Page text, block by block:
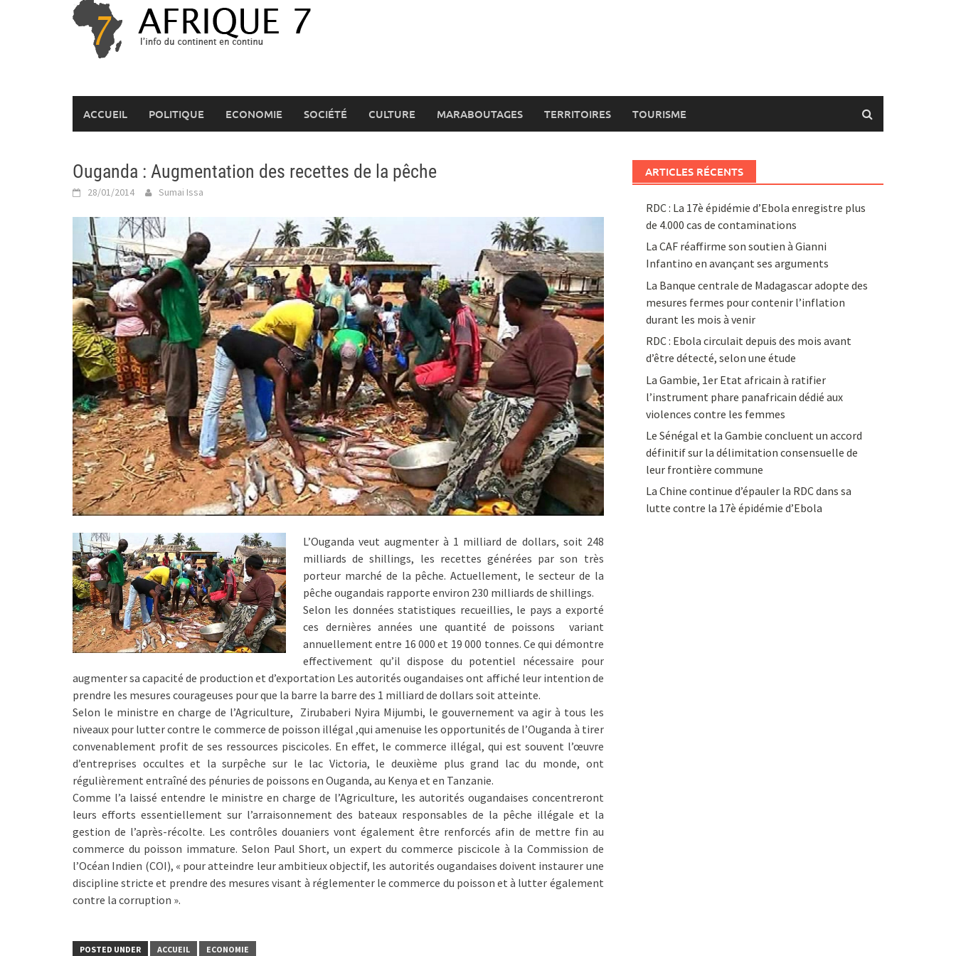
ACCUEIL POLITIQUE ECONOMIE SOCIÉTÉ CULTURE MARABOUTAGES TERRITOIRES TOURISME
Ouganda : Augmentation des recettes de la pêche
28/01/2014 Sumai Issa
L’Ouganda veut augmenter à 1 milliard de dollars, soit 248
milliards de shillings, les recettes générées par son très
porteur marché de la pêche. Actuellement, le secteur de la
pêche ougandais rapporte environ 230 milliards de shillings.
Selon les données statistiques recueillies, le pays a exporté
ces dernières années une quantité de poissons variant
annuellement entre 16 000 et 19 000 tonnes. Ce qui démontre
effectivement qu’il dispose du potentiel nécessaire pour
augmenter sa capacité de production et d’exportation Les autorités ougandaises ont affiché leur intention de
prendre les mesures courageuses pour que la barre la barre des 1 milliard de dollars soit atteinte.
Selon le ministre en charge de l’Agriculture, Zirubaberi Nyira Mijumbi, le gouvernement va agir à tous les
niveaux pour lutter contre le commerce de poisson illégal ,qui amenuise les opportunités de l’Ouganda à tirer
convenablement profit de ses ressources piscicoles. En effet, le commerce illégal, qui est souvent l’œuvre
d’entreprises occultes et la surpêche sur le lac Victoria, le deuxième plus grand lac du monde, ont
régulièrement entraîné des pénuries de poissons en Ouganda, au Kenya et en Tanzanie.
Comme l’a laissé entendre le ministre en charge de l’Agriculture, les autorités ougandaises concentreront
leurs efforts essentiellement sur l’arraisonnement des bateaux responsables de la pêche illégale et la
gestion de l’après-récolte. Les contrôles douaniers vont également être renforcés afin de mettre fin au
commerce du poisson immature. Selon Paul Short, un expert du commerce piscicole à la Commission de
l’Océan Indien (COI), « pour atteindre leur ambitieux objectif, les autorités ougandaises doivent instaurer une
discipline stricte et prendre des mesures visant à réglementer le commerce du poisson et à lutter également
contre la corruption ».
POSTED UNDER ACCUEIL ECONOMIE
ARTICLES RÉCENTS
RDC : La 17è épidémie d’Ebola enregistre plus
de 4.000 cas de contaminations
La CAF réaffirme son soutien à Gianni
Infantino en avançant ses arguments
La Banque centrale de Madagascar adopte des
mesures fermes pour contenir l’inflation
durant les mois à venir
RDC : Ebola circulait depuis des mois avant
d’être détecté, selon une étude
La Gambie, 1er Etat africain à ratifier
l’instrument phare panafricain dédié aux
violences contre les femmes
Le Sénégal et la Gambie concluent un accord
définitif sur la délimitation consensuelle de
leur frontière commune
La Chine continue d’épauler la RDC dans sa
lutte contre la 17è épidémie d’Ebola